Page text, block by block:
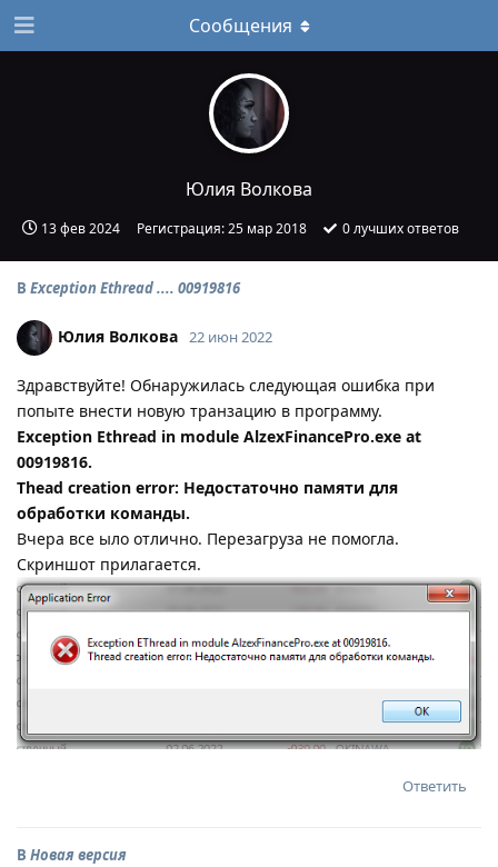
Юлия Волкова
13 фев 2024 Регистрация:25 мар 2018 0лучших ответов
Сообщения
В Exception Ethread .... 00919816
Юлия Волкова 22 июн 2022
Здравствуйте! Обнаружилась следующая ошибка при
попыте внести новую транзацию в программу.
Exception Ethread in module AlzexFinancePro.exe at
00919816.
Thead creation error: Недостаточно памяти для
обработки команды.
Вчера все ыло отлично. Перезагруза не помогла.
Скриншот прилагается.
Ответить
В Новая версия